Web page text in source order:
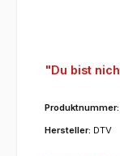
"Du bist
Produktnummer:
Hersteller: DTV